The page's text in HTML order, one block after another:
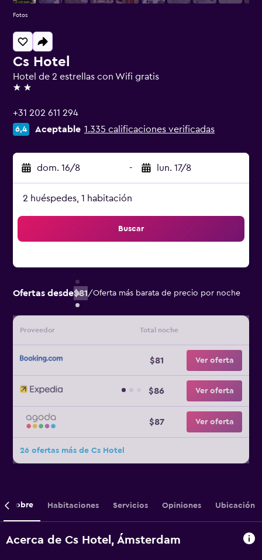
Cs Hotel
Hotel de 2 estrellas con Wifi gratis
2 estrellas
+31 202 611 294
6,4 Aceptable 1.335 calificaciones verificadas
dom. 16/8 - lun. 17/8
2 huéspedes, 1 habitación
Buscar
Ofertas desde$81/Oferta más barata de precio por noche
Proveedor Total noche
$81 Ver oferta
$86 Ver oferta
$87 Ver oferta
26 ofertas más de Cs Hotel
Fotos
Sobre Habitaciones Servicios Opiniones Ubicación
Acerca de Cs Hotel, Ámsterdam